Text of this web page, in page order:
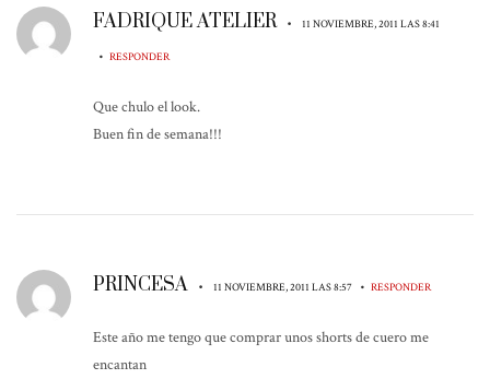
FADRIQUE ATELIER • 11 NOVIEMBRE, 2011 LAS 8:41
• RESPONDER
Que chulo el look.
Buen fin de semana!!!
PRINCESA • 11 NOVIEMBRE, 2011 LAS 8:57 • RESPONDER
Este año me tengo que comprar unos shorts de cuero me
encantan